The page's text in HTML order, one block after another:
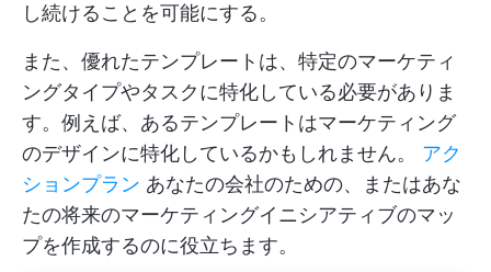
し続けることを可能にする。
また、優れたテンプレートは、特定のマーケティ
ングタイプやタスクに特化している必要がありま
す。例えば、あるテンプレートはマーケティング
のデザインに特化しているかもしれません。 アク
ションプラン あなたの会社のための、またはあな
たの将来のマーケティングイニシアティブのマッ
プを作成するのに役立ちます。